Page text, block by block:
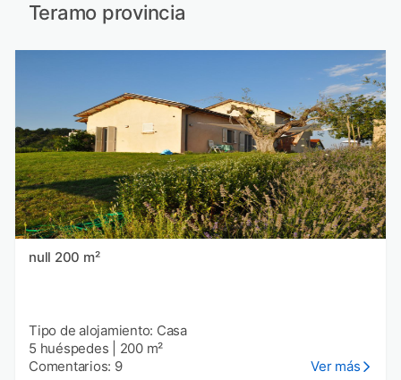
Teramo provincia
null 200 m²
Tipo de alojamiento: Casa
5 huéspedes
200 m²
Comentarios: 9
Ver más